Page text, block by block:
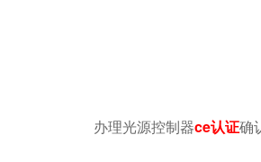
办理光源控制器ce认证确